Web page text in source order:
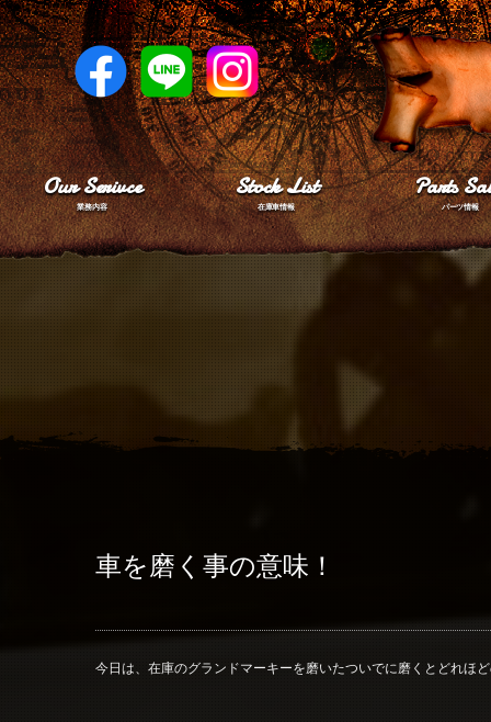
Our Serivce
業務内容
Stock List
在庫車情報
Parts
パーツ情報
車を磨く事の意味！
今日は、在庫のグランドマーキーを磨いたついでに磨くとどれほ